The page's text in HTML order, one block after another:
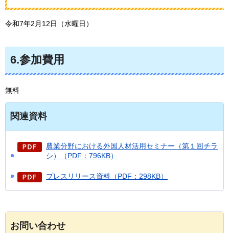
令和7年2月12日（水曜日）
6.参加費用
無料
関連資料
農業分野における外国人材活用セミナー（第１回チラ
シ）（PDF：796KB）
プレスリリース資料（PDF：298KB）
お問い合わせ